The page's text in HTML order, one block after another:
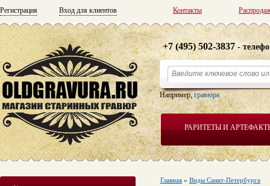
Регистрация Вход для клиентов Контакты
РАРИТЕТЫ И
+7 (495) 502-3837 -
Например,гравюра
Главная » Виды Санкт-Петербурга